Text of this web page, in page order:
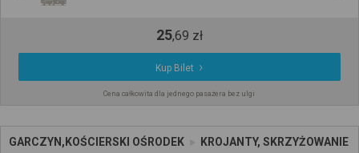
25,69 zł
Kup Bilet
Cena całkowita dla jednego pasażera bez ulgi
GARCZYN,KOŚCIERSKI OŚRODEK KROJANTY, SKRZYŻOWANIE